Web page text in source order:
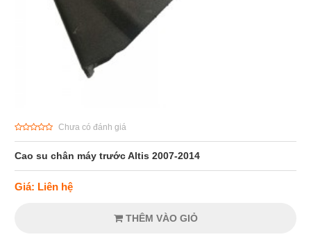
Chưa có đánh giá
Cao su chân máy trước Altis 2007-2014
Giá: Liên hệ
THÊM VÀO GIỎ